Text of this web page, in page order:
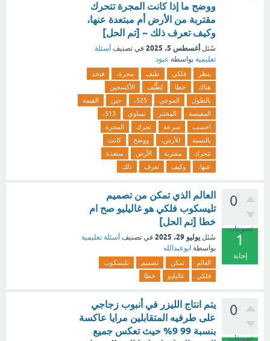
ووضح ما إذا كانت المجرة تتحرك
مقتربة من الأرض أم مبتعدة عنها،
وكيف تعرف ذلك ~ [تم الحل]
سُئل أغسطس 5، 2025 في تصنيف أسئلة
تعليمية بواسطة عبود
ينظر فلكي طيف مجرة،
فيجد
هناك
خطا لِطَّيْف
الأكسجين
بالطول
الموجي 525، حين
القيمة
المقيسة
المختبر تساوي
513،
احسب
سرعة تحرك
المجرة
بالنسبة
للأرض، ووضح
كانت
تتحرك
مقتربة الأرض
مبتعدة
عنها،
وكيف تعرف ذلك
0
تصويتات
1
إجابة
العالم الذي تمكن من تصميم
تليسكوب فلكي هو غاليليو صح ام
خطا [تم الحل]
سُئل يوليو 29، 2025 في تصنيف أسئلة تعليمية
بواسطة ابوعبدالله
العالم تمكن تصميم
تليسكوب
فلكي
غاليليو خطا
0
تصويتات
يتم انتاج الليزر في أنبوب زجاجي
على طرفيه المتقابلين مرايا عاكسة
بنسبة 99 9% حيث تعكس جميع